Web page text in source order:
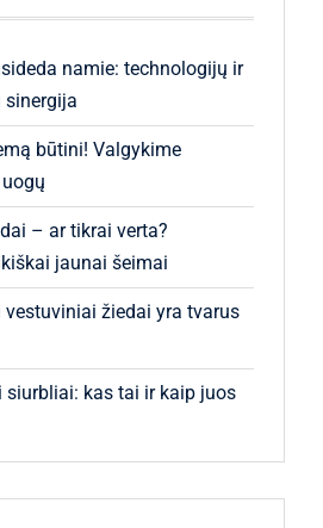
namie: technologijų ir
sinergija
būtini! Valgykime
– ar tikrai verta?
jaunai šeimai
žiedai yra tvarus
siurbliai: kas tai ir kaip juos